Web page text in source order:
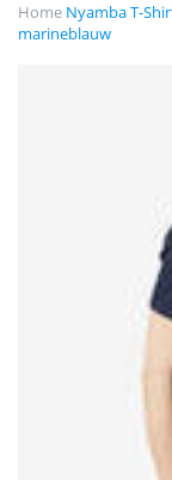
Home Nyamba T-
marineblauw